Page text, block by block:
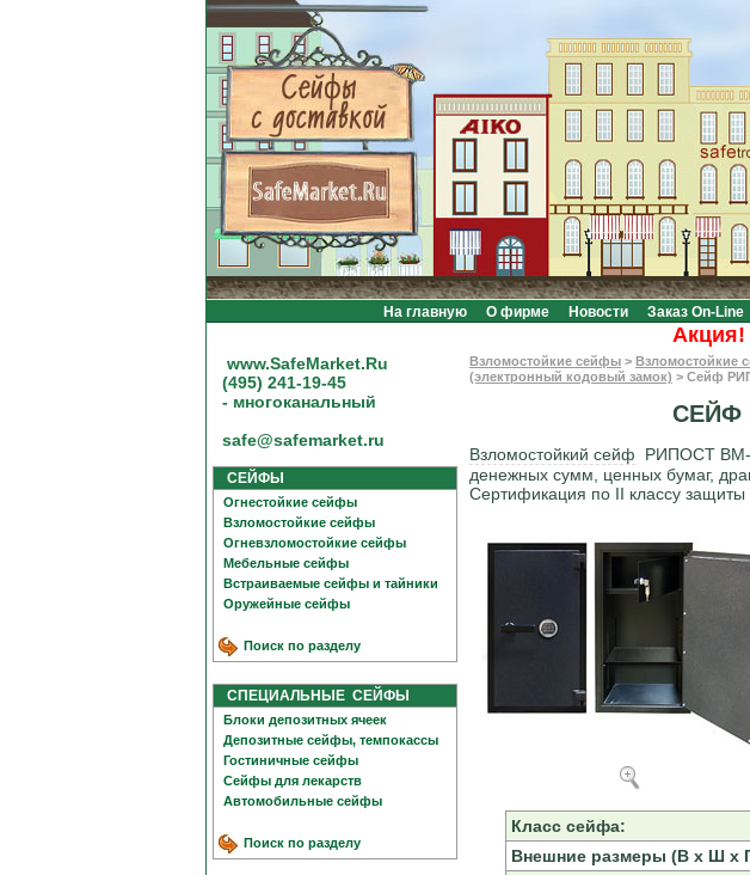
На главную О фирме Новости Заказ On-Line
Акция!
www.SafeMarket.Ru
(495) 241-19-45
- многоканальный
safe@safemarket.ru
СЕЙФЫ
Огнестойкие сейфы
Взломостойкие сейфы
Огневзломостойкие сейфы
Мебельные сейфы
Встраиваемые сейфы и тайники
Оружейные сейфы
Поиск по разделу
СПЕЦИАЛЬНЫЕ СЕЙФЫ
Блоки депозитных ячеек
Депозитные сейфы, темпокассы
Гостиничные сейфы
Сейфы для лекарств
Автомобильные сейфы
Поиск по разделу
Взломостойкие сейфы > Взломостойкие
(электронный кодовый замок) > Сейф
СЕЙФ
Взломостойкий сейф РИПОСТ ВМ-
денежных сумм, ценных бумаг,
Сертификация по II классу
Класс сейфа:
Внешние размеры (В х Ш х